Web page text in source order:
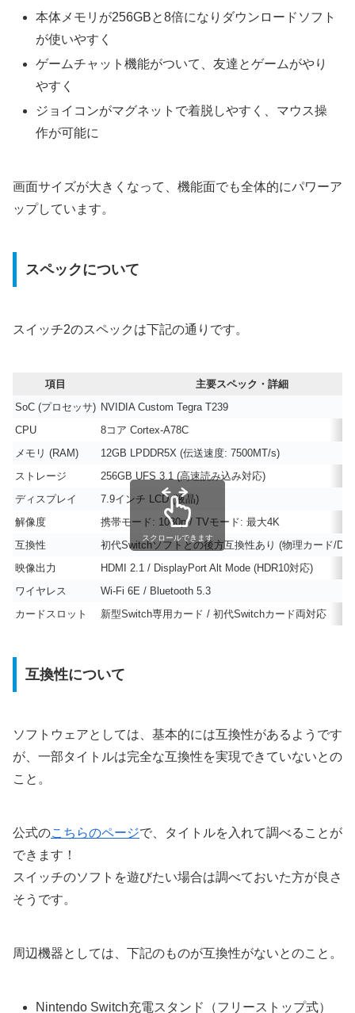
本体メモリが256GBと8倍になりダウンロードソフト
が使いやすく
ゲームチャット機能がついて、友達とゲームがやり
やすく
ジョイコンがマグネットで着脱しやすく、マウス操
作が可能に
画面サイズが大きくなって、機能面でも全体的にパワーア
ップしています。
スペックについて
スイッチ2のスペックは下記の通りです。
項目
主要スペック・詳細
SoC (プロセッサ) NVIDIA Custom Tegra T239
CPU
8コア Cortex-A78C
メモリ (RAM)
12GB LPDDR5X (伝送速度: 7500MT/s)
ストレージ
256GB UFS 3.1 (高速読み込み対応)
ディスプレイ
7.9インチ LCD (液晶)
解像度
携帯モード: 1080p / TVモード: 最大4K
互換性
初代Switchソフトとの後方互換性あり (物理カード/DL
映像出力
HDMI 2.1 / DisplayPort Alt Mode (HDR10対応)
ワイヤレス
Wi-Fi 6E / Bluetooth 5.3
カードスロット
新型Switch専用カード / 初代Switchカード両対応
スクロールできます
互換性について
ソフトウェアとしては、基本的には互換性があるようです
が、一部タイトルは完全な互換性を実現できていないとの
こと。
公式のこちらのページで、タイトルを入れて調べることが
できます！
スイッチのソフトを遊びたい場合は調べておいた方が良さ
そうです。
周辺機器としては、下記のものが互換性がないとのこと。
Nintendo Switch充電スタンド（フリーストップ式）